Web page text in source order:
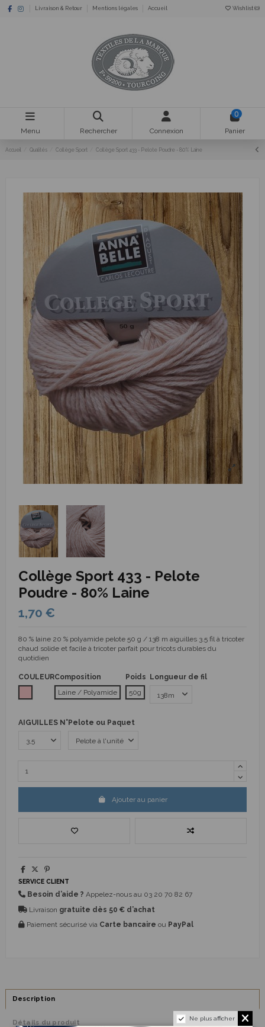
Livraison & Retour Mentions légales Accueil Wishlist (0)
Menu Rechercher Connexion
0
Panier
Accueil Qualités Collège Sport Collège Sport 433 - Pelote Poudre - 80% Laine
Collège Sport 433 - Pelote
Poudre - 80% Laine
1,70 €
80 % laine 20 % polyamide pelote 50 g / 138 m aiguilles 3.5 fil à tricoter
chaud solide et facile à tricoter parfait pour tricots durables du
quotidien
COULEURComposition
Laine / Polyamide
Poids
50g
Longueur de fil
AIGUILLES N°Pelote ou Paquet
Ajouter au panier
SERVICE CLIENT
Besoin d’aide ? Appelez-nous au 03 20 70 82 67
Livraison gratuite dès 50 € d’achat
Paiement sécurisé via Carte bancaire ou PayPal
Description
Détails du produit Ne plus afficher